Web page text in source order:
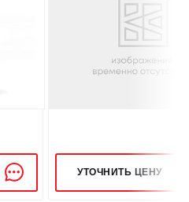
УТОЧНИТЬ ЦЕНУ